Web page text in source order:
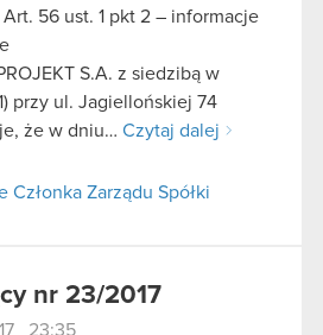
Art. 56 ust. 1 pkt 2 – informacje
S.A. z siedzibą w
przy ul. Jagiellońskiej 74
że w dniu… Czytaj dalej
Członka Zarządu Spółki
nr 23/2017
23:35